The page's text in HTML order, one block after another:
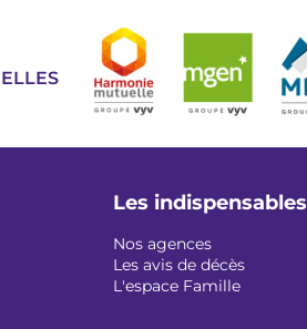
Image
Les indispensables
Nos agences
Les avis de décès
L'espace Famille